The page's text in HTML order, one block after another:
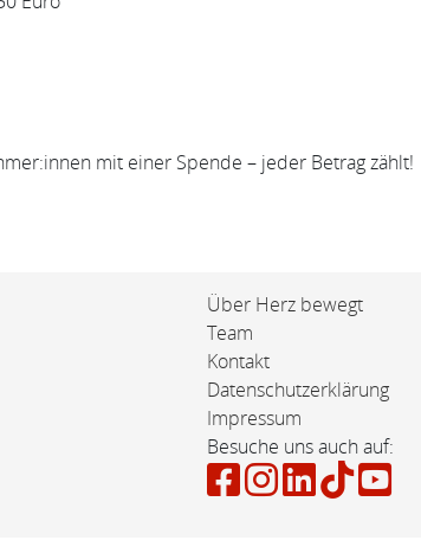
mit einer Spende – jeder Betrag zählt!
Über Herz bewegt
Team
Kontakt
Datenschutzerklärung
Impressum
Besuche uns auch auf: